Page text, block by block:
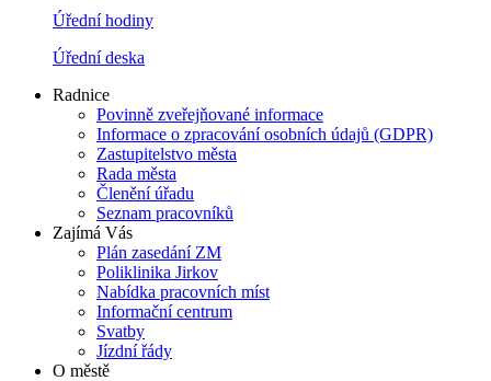
Úřední hodiny
Úřední deska
Radnice
Povinně zveřejňované informace
Informace o zpracování osobních údajů (GDPR)
Zastupitelstvo města
Rada města
Členění úřadu
Seznam pracovníků
Zajímá Vás
Plán zasedání ZM
Poliklinika Jirkov
Nabídka pracovních míst
Informační centrum
Svatby
Jízdní řády
O městě